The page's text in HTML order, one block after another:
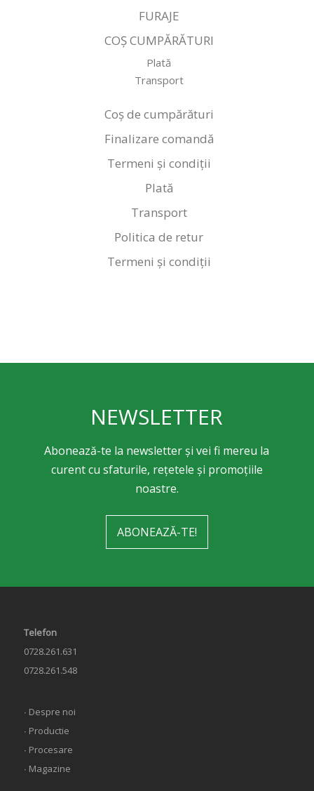
FURAJE
COȘ CUMPĂRĂTURI
Plată
Transport
Coș de cumpărături
Finalizare comandă
Termeni și condiții
Plată
Transport
Politica de retur
Termeni și condiții
NEWSLETTER
Abonează-te la newsletter și vei fi mereu la
curent cu sfaturile, rețetele și promoțiile
noastre.
ABONEAZĂ-TE!
Telefon
0728.261.631
0728.261.548
∙ Despre noi
∙ Productie
∙ Procesare
∙ Magazine